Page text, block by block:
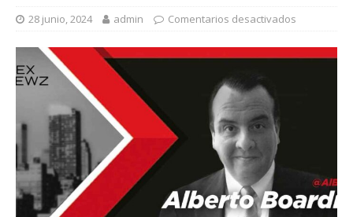
28 junio, 2024 admin Comentarios desactivados